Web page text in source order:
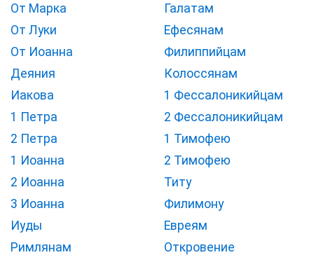
От Марка
От Луки
От Иоанна
Деяния
Иакова
1 Петра
2 Петра
1 Иоанна
2 Иоанна
3 Иоанна
Иуды
Римлянам
Галатам
Ефесянам
Филиппийцам
Колоссянам
1 Фессалоникийцам
2 Фессалоникийцам
1 Тимофею
2 Тимофею
Титу
Филимону
Евреям
Откровение